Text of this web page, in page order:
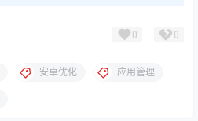
0 0
安卓优化 应用管理